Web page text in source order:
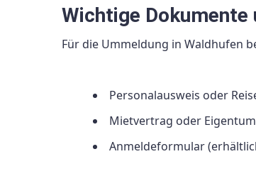
Wichtige Dokumente
Für die Ummeldung in Waldhufen
Personalausweis oder
Mietvertrag oder
Anmeldeformular